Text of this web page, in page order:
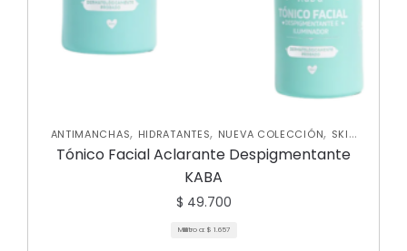
ANTIMANCHAS, HIDRATANTES, NUEVA COLECCIÓN, SKIN
CARE FACIAL
Tónico Facial Aclarante Despigmentante
KABA
$ 49.700
Mililitro a: $ 1.657